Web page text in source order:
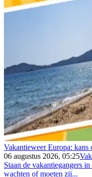
Vakantieweer Europa:
06 augustus 2026, 05:25
Staan de vakantiegangers
wachten of moeten zij...